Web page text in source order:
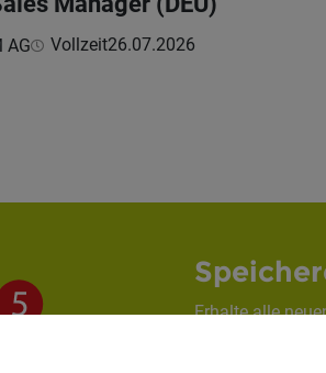
AG Vollzeit26.07.2026
Erhalte alle